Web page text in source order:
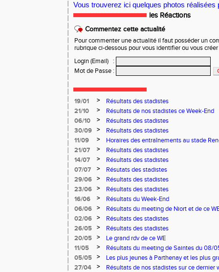
Vous trouverez ici quelques photos
les Réactions
Commentez cette actualité
Pour commenter une actualité il faut posséder un
rubrique ci-dessous pour vous identifier ou vous
Login (Email)
:
Mot de Passe :
19/01 >
Résultats des stadistes
21/10
>
Résultats de nos stadistes ce Week-End
06/10
>
Résultats des stadistes
30/09
>
Résultats des stadistes
11/09
>
Horaires des entraînements au stade
21/07
>
Résultats des stadistes
14/07
>
Résultats des stadistes
07/07
>
Résutats des stadistes
29/06
>
Résultats des stadistes
23/06
>
Résultats des stadistes
16/06
>
Résultats du Week-End
06/06
>
Résultats du meeting de Niort et de ce
02/06
>
Résultats des stadistes
26/05
>
Résultats des stadistes
20/05
>
Le grand rdv de ce WE
11/05
>
Résultats du meeting de Saintes du 08/
Niort du 11/05/2025
05/05 >
Les plus jeunes à Parthenay et les plus
03 et 04 mai
27/04 >
Résultats de nos stadistes sur ce dernier